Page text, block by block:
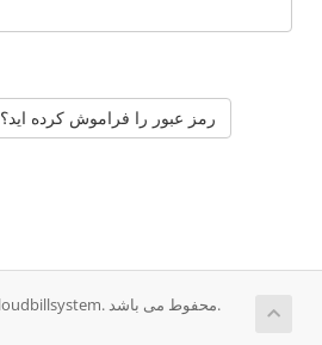
رمز عبور را فراموش کرده اید؟
تمامی حقوق برای © 2026 cloudbillsystem. محفوط می باشد.